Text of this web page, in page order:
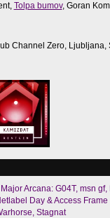
Tolpa bumov, Goran
Channel Zero, Ljubljana,
Arcana: G04T, msn
Day & Access
Stagnat